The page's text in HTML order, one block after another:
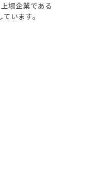
場企業である
います。